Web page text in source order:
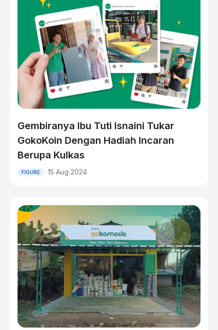
Gembiranya Ibu Tuti Isnaini Tukar
GokoKoin Dengan Hadiah Incaran
Berupa Kulkas
FIGURE 15 Aug 2024